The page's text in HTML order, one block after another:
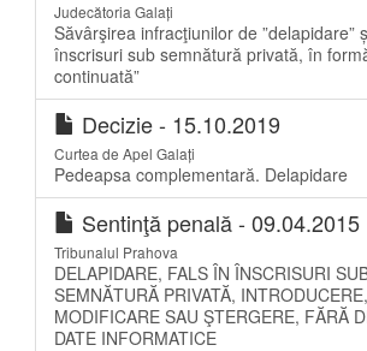
Judecătoria Galați
Săvârşirea infracţiunilor de ”delapidare”
înscrisuri sub semnătură privată, în
continuată”
Decizie - 15.10.2019
Curtea de Apel Galați
Pedeapsa complementară. Delapidare
Sentinţă penală - 09.04.2015
Tribunalul Prahova
DELAPIDARE, FALS ÎN ÎNSCRISURI
SEMNĂTURĂ PRIVATĂ, INTRODUCERE,
MODIFICARE SAU ŞTERGERE, FĂRĂ
DATE INFORMATICE